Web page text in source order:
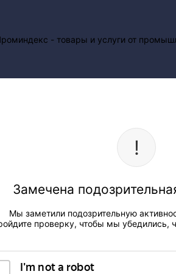
Замечена
Мы заметили подозрительную
проверку, чтобы мы убедились,